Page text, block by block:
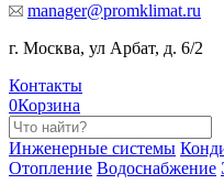
manager@promklimat.ru
г. Москва, ул Арбат, д. 6/2
Контакты
0Корзина
Инженерные системы
Отопление Водоснабжение